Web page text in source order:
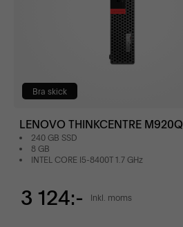
Bra skick
LENOVO THINKCENTRE M920Q
240 GB SSD
8 GB
INTEL CORE I5-8400T 1.7 GHz
3 124:- Inkl. moms